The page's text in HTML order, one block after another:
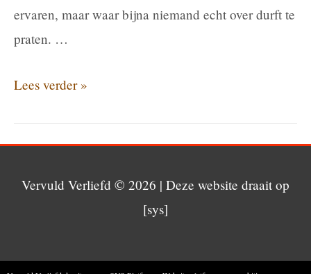
ervaren, maar waar bijna niemand echt over durft te
praten. …
Wat
je
Lees verder »
Vervuld Verliefd © 2026 | Deze website draait op
[sys]